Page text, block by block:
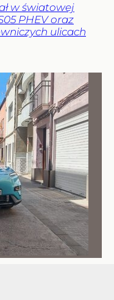
w światowej
PHEV oraz
ulicach